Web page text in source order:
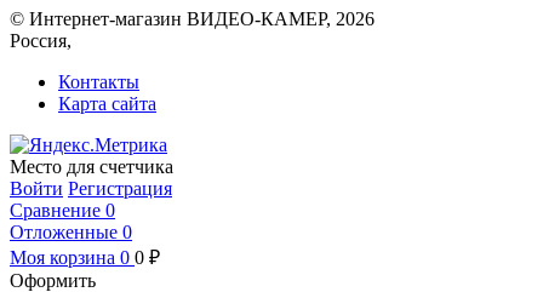
© Интернет-магазин ВИДЕО-КАМЕР, 2026
Россия,
Контакты
Карта сайта
Место для счетчика
Войти Регистрация
Сравнение 0
Отложенные 0
Моя корзина 0 0 ₽
Оформить